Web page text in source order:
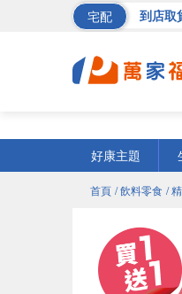
宅配 到店取
好康主題
首頁 / 飲料零食 /